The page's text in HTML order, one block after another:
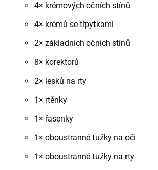
4× krémových očních stínů
4× krémů se třpytkami
2× základních očních stínů
8× korektorů
2× lesků na rty
1× rtěnky
1× řasenky
1× oboustranné tužky na oči
1× oboustranné tužky na rty